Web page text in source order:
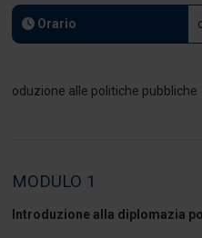
Orario
MODULO 1
Introduzione alla diplomazia